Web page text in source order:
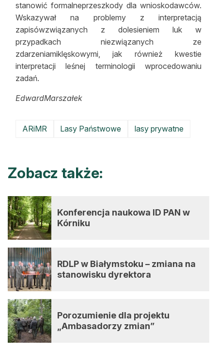
stanowić formalneprzeszkody dla wnioskodawców.
Wskazywał na problemy z interpretacją
zapisówzwiązanych z dolesieniem luk w
przypadkach niezwiązanych ze
zdarzeniamiklęskowymi, jak również kwestie
interpretacji leśnej terminologii wprocedowaniu
zadań.
EdwardMarszałek
ARiMR Lasy Państwowe lasy prywatne
Zobacz także:
Konferencja naukowa ID PAN w
Kórniku
RDLP w Białymstoku – zmiana na
stanowisku dyrektora
Porozumienie dla projektu
„Ambasadorzy zmian”